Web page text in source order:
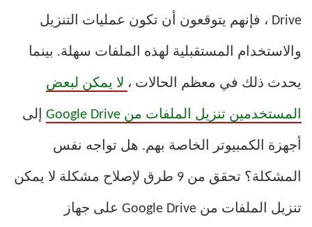
Drive ، فإنهم يتوقعون أن تكون عمليات التنزيل
والاستخدام المستقبلية لهذه الملفات سهلة. بينما
يحدث ذلك في معظم الحالات ، لا يمكن لبعض
المستخدمين تنزيل الملفات من Google Drive إلى
أجهزة الكمبيوتر الخاصة بهم. هل تواجه نفس
المشكلة؟ تحقق من 9 طرق لإصلاح مشكلة لا يمكن
تنزيل الملفات من Google Drive على جهاز